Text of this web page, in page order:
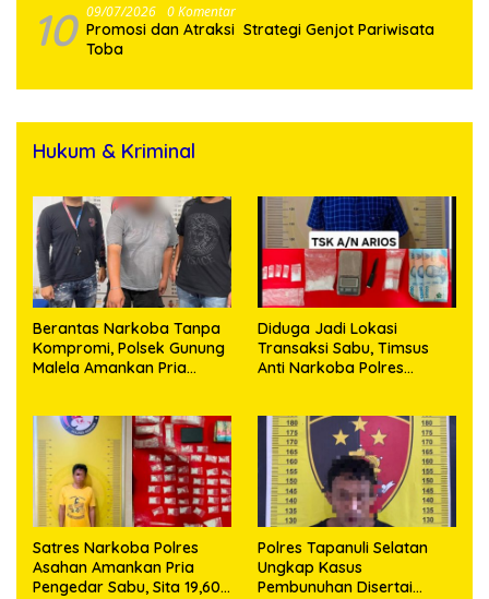
10 09/07/2026 0 Komentar
Promosi dan Atraksi Strategi Genjot Pariwisata
Toba
Hukum & Kriminal
Berantas Narkoba Tanpa
Kompromi, Polsek Gunung
Malela Amankan Pria
Diduga Jadi Lokasi
Transaksi Sabu, Timsus
Anti Narkoba Polres
63,67 Gram Sabu
Satres Narkoba Polres
Asahan Amankan Pria
Pengedar Sabu, Sita 19,60
Polres Tapanuli Selatan
Ungkap Kasus
Pembunuhan Disertai